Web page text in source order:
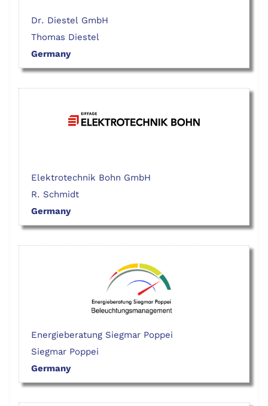
Dr. Diestel GmbH
Thomas Diestel
Germany
Elektrotechnik Bohn GmbH
R. Schmidt
Germany
Energieberatung Siegmar Poppei
Siegmar Poppei
Germany